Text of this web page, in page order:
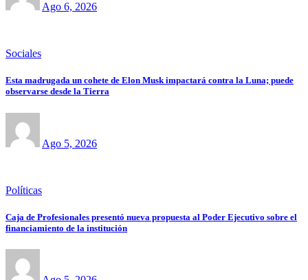
Ago 6, 2026
Sociales
Esta madrugada un cohete de Elon Musk impactará contra la Luna; puede
observarse desde la Tierra
Ago 5, 2026
Políticas
Caja de Profesionales presentó nueva propuesta al Poder Ejecutivo sobre el
financiamiento de la institución